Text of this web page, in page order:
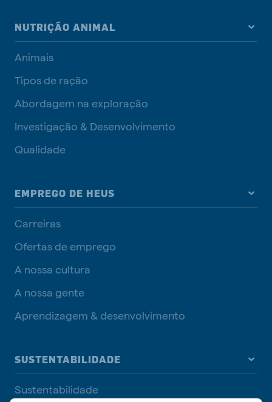
NUTRIÇÃO ANIMAL
Animais
Tipos de ração
Abordagem na exploração
Investigação & Desenvolvimento
Qualidade
EMPREGO DE HEUS
Carreiras
Ofertas de emprego
A nossa cultura
A nossa gente
Aprendizagem & desenvolvimento
SUSTENTABILIDADE
Sustentabilidade